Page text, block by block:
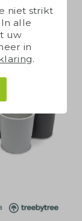
niet strikt
alle
uw
in
.